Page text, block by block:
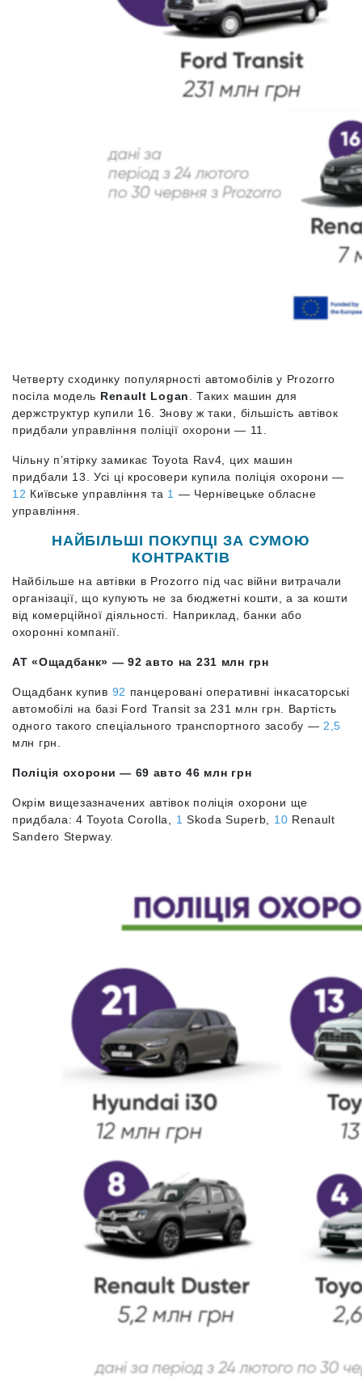
Четверту сходинку популярності автомобілів у Prozorro
посіла модель Renault Logan
. Таких машин для
держструктур купили 16. Знову ж таки, більшість автівок
придбали управління поліції охорони — 11.
Чільну п’ятірку замикає Toyota Rav4, цих машин
придбали 13. Усі ці кросовери купила поліція охорони —
12 Київське управління та 1 — Чернівецьке обласне
управління.
НАЙБІЛЬШІ ПОКУПЦІ ЗА СУМОЮ
КОНТРАКТІВ
Найбільше на автівки в Prozorro під час війни витрачали
організації, що купують не за бюджетні кошти, а за кошти
від комерційної діяльності. Наприклад, банки або
охоронні компанії.
АТ «Ощадбанк» — 92 авто на 231 млн грн
Ощадбанк купив 92 панцеровані оперативні інкасаторські
автомобілі на базі Ford Transit за 231 млн грн. Вартість
одного такого спеціального транспортного засобу — 2,5
млн грн.
Поліція охорони — 69 авто 46 млн грн
Окрім вищезазначених автівок поліція охорони ще
придбала: 4 Toyota Corolla, 1 Skoda Superb, 10 Renault
Sandero Stepway.